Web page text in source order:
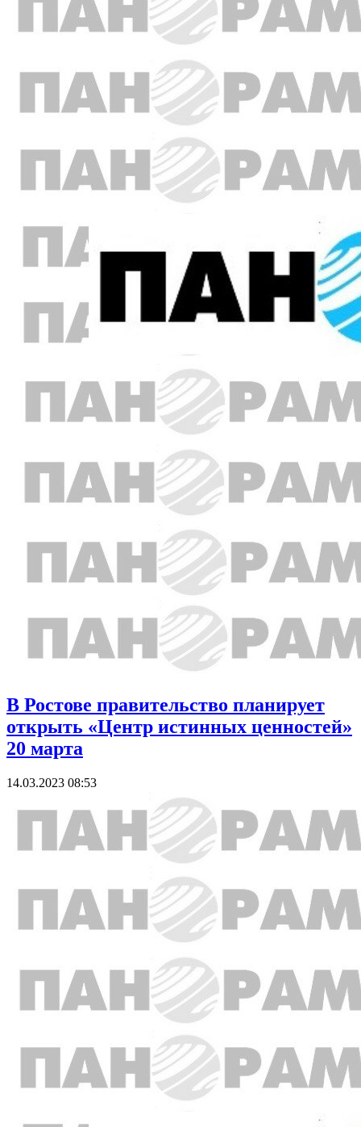
В Ростове правительство планирует
открыть «Центр истинных ценностей»
20 марта
14.03.2023 08:53